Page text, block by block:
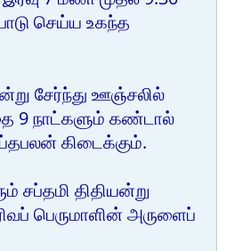
செய்ய உகந்த
சேர்ந்து ஊஞ்சலில்
9 நாட்களும் கண்டால்
கிடைக்கும்.
சப்தமி திதியன்று
பெருமாளின் அருளைப்